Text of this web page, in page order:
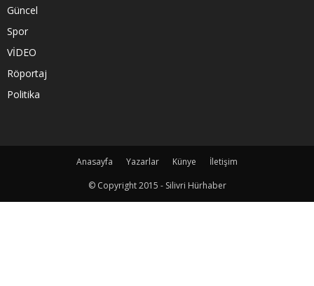
Güncel
Spor
VİDEO
Röportaj
Politika
Anasayfa Yazarlar Künye
İletişim
© Copyright 2015 - Silivri Hürhaber